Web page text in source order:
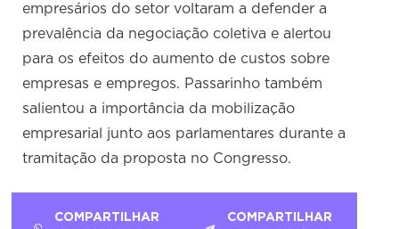
empresários do setor voltaram a defender a
prevalência da negociação coletiva e alertou
para os efeitos do aumento de custos sobre
empresas e empregos. Passarinho também
salientou a importância da mobilização
empresarial junto aos parlamentares durante a
tramitação da proposta no Congresso.
COMPARTILHAR
COMPARTILHAR